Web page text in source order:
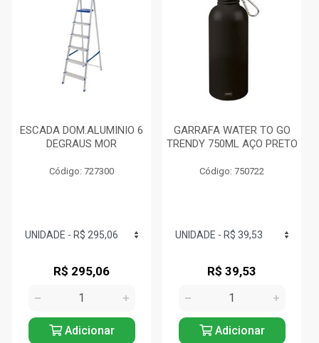
ESCADA DOM.ALUMINIO 6
DEGRAUS MOR
Código: 727300
R$ 295,06
Adicionar
GARRAFA WATER TO GO
TRENDY 750ML AÇO PRETO
Código: 750722
R$ 39,53
Adicionar